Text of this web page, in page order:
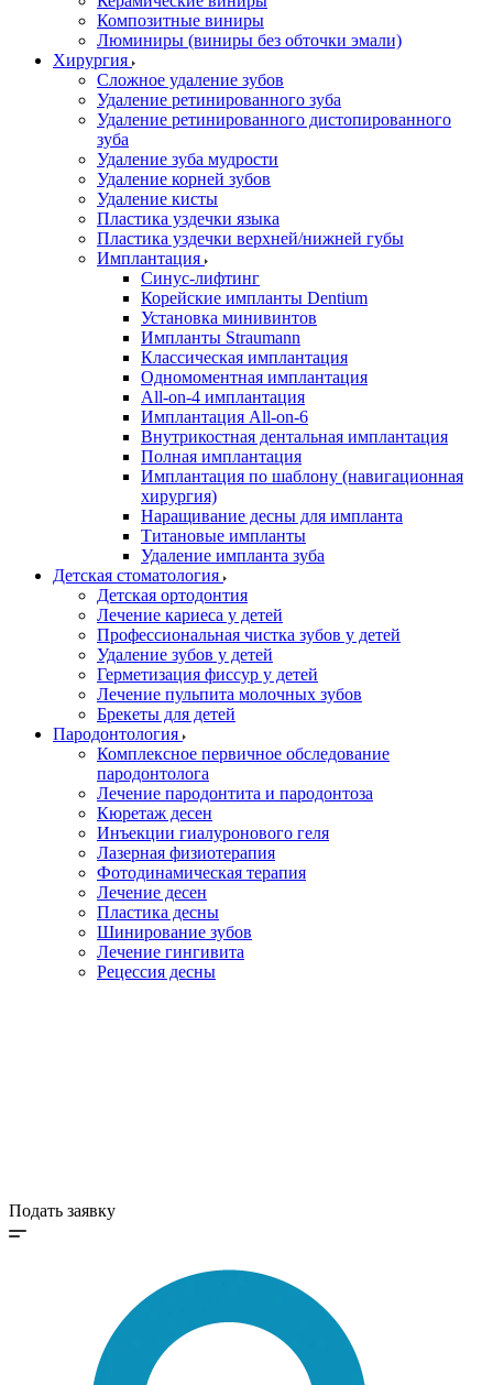
Композитные виниры
Люминиры (виниры без обточки эмали)
Хирургия
Сложное удаление зубов
Удаление ретинированного зуба
Удаление ретинированного дистопированного
зуба
Удаление зуба мудрости
Удаление корней зубов
Удаление кисты
Пластика уздечки языка
Пластика уздечки верхней/нижней губы
Имплантация
Синус-лифтинг
Корейские импланты Dentium
Установка минивинтов
Импланты Straumann
Классическая имплантация
Одномоментная имплантация
All-on-4 имплантация
Имплантация All-on-6
Внутрикостная дентальная имплантация
Полная имплантация
Имплантация по шаблону (навигационная
хирургия)
Наращивание десны для импланта
Титановые импланты
Удаление импланта зуба
Детская стоматология
Детская ортодонтия
Лечение кариеса у детей
Профессиональная чистка зубов у детей
Удаление зубов у детей
Герметизация фиссур у детей
Лечение пульпита молочных зубов
Брекеты для детей
Пародонтология
Комплексное первичное обследование
пародонтолога
Лечение пародонтита и пародонтоза
Кюретаж десен
Инъекции гиалуронового геля
Лазерная физиотерапия
Фотодинамическая терапия
Лечение десен
Пластика десны
Шинирование зубов
Лечение гингивита
Рецессия десны
Подать заявку